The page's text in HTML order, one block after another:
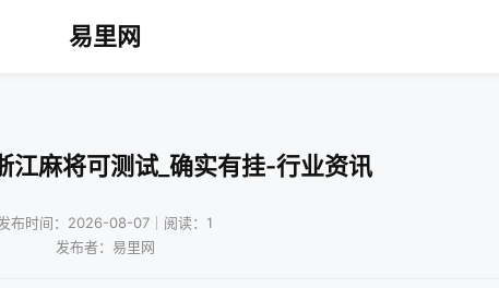
易里网
江麻将可测试_确实有挂-行业资讯
布时间：2026-08-07｜阅读：1
发布者：易里网